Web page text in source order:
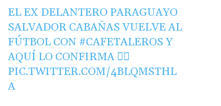
EL EX DELANTERO PARAGUAYO
SALVADOR CABAÑAS VUELVE AL
FÚTBOL CON #CAFETALEROS Y
AQUÍ LO CONFIRMA 👇🏻
PIC.TWITTER.COM/4BLQMSTHL
A